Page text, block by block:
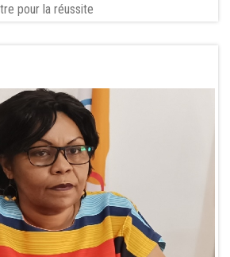
pour la réussite